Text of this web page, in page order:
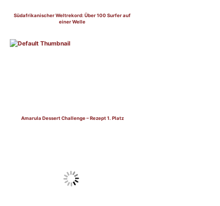
Südafrikanischer Weltrekord: Über 100 Surfer auf
einer Welle
Amarula Dessert Challenge – Rezept 1. Platz